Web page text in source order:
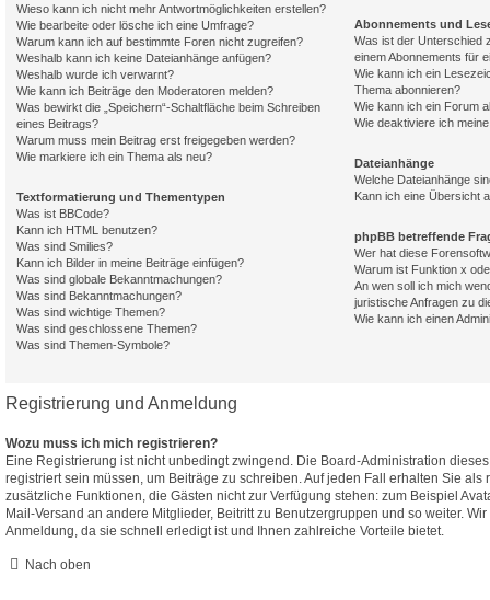
Wieso kann ich nicht mehr Antwortmöglichkeiten erstellen?
Wie bearbeite oder lösche ich eine Umfrage?
Warum kann ich auf bestimmte Foren nicht zugreifen?
Weshalb kann ich keine Dateianhänge anfügen?
Weshalb wurde ich verwarnt?
Wie kann ich Beiträge den Moderatoren melden?
Was bewirkt die „Speichern“-Schaltfläche beim Schreiben
eines Beitrags?
Warum muss mein Beitrag erst freigegeben werden?
Wie markiere ich ein Thema als neu?
Textformatierung und Thementypen
Was ist BBCode?
Kann ich HTML benutzen?
Was sind Smilies?
Kann ich Bilder in meine Beiträge einfügen?
Was sind globale Bekanntmachungen?
Was sind Bekanntmachungen?
Was sind wichtige Themen?
Was sind geschlossene Themen?
Was sind Themen-Symbole?
Abonnements und
Was ist der Unterschied
einem Abonnements für
Wie kann ich ein
Thema abonnieren?
Wie kann ich ein Forum
Wie deaktiviere ich
Dateianhänge
Welche Dateianhänge
Kann ich eine Übersicht
phpBB betreffende
Wer hat diese
Warum ist Funktion x
An wen soll ich mich
juristische Anfragen zu
Wie kann ich einen
Registrierung und Anmeldung
Wozu muss ich mich registrieren?
Eine Registrierung ist nicht unbedingt zwingend. Die Board-Administration
registriert sein müssen, um Beiträge zu schreiben. Auf jeden Fall erhalten Sie als
zusätzliche Funktionen, die Gästen nicht zur Verfügung stehen: zum Beispiel
Mail-Versand an andere Mitglieder, Beitritt zu Benutzergruppen und so weiter.
Anmeldung, da sie schnell erledigt ist und Ihnen zahlreiche Vorteile bietet.
Nach oben